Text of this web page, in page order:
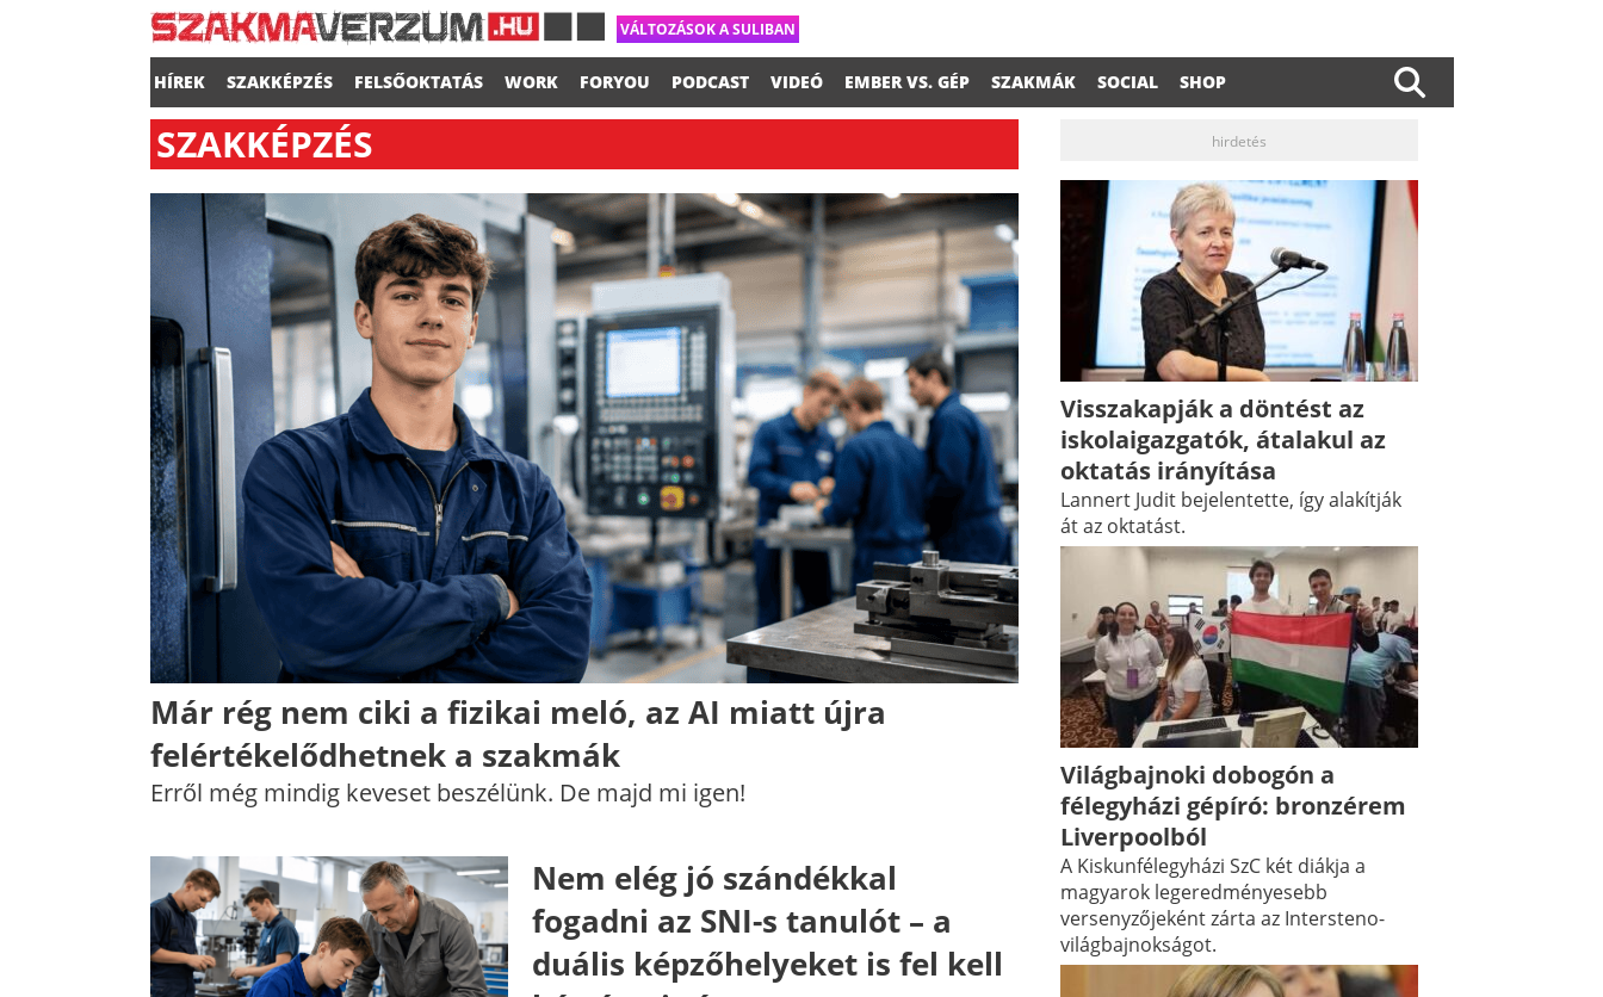
VÁLTOZÁSOK A SULIBAN
HÍREK SZAKKÉPZÉS FELSŐOKTATÁS WORK FORYOU PODCAST VIDEÓ EMBER VS. GÉP SZAKMÁK SOCIAL SHOP
SZAKKÉPZÉS
Már rég nem ciki a fizikai meló, az AI miatt újra
felértékelődhetnek a szakmák
Erről még mindig keveset beszélünk. De majd mi igen!
Nem elég jó szándékkal
fogadni az SNI-s tanulót – a
duális képzőhelyeket is fel kell
hirdetés
Visszakapják a döntést az
iskolaigazgatók, átalakul az
oktatás irányítása
Lannert Judit bejelentette, így alakítják
át az oktatást.
Világbajnoki dobogón a
félegyházi gépíró: bronzérem
Liverpoolból
A Kiskunfélegyházi SzC két diákja a
magyarok legeredményesebb
versenyzőjeként zárta az Intersteno-
világbajnokságot.